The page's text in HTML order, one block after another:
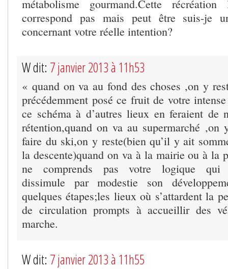
métabolisme gourmand.Cette
correspond pas mais peut être suis-je
concernant votre réelle intention?
W dit: 7 janvier 2013 à 11h53
« quand on va au fond des choses ,on y
précédemment posé ce fruit de votre
ce schéma à d’autres lieux en feraient de
rétention,quand on va au supermarché ,on
faire du ski,on y reste(bien qu’il y ait
la descente)quand on va à la mairie ou à la
ne comprends pas votre logique qui
dissimule par modestie son
quelques étapes;les lieux où s’attardent la
de circulation prompts à accueillir des
marche.
W dit: 7 janvier 2013 à 11h55